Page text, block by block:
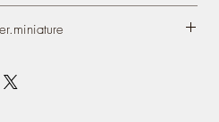
2.95″
is made at 1:12th scale to